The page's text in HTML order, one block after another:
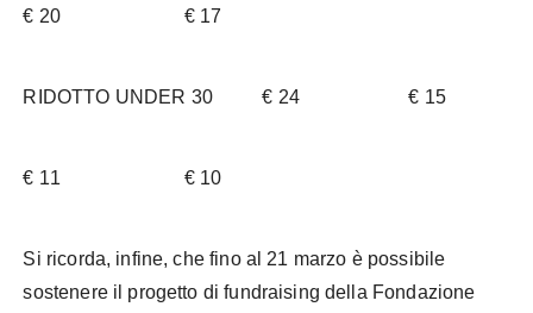
€ 20 € 17
RIDOTTO UNDER 30 € 24 € 15
€ 11 € 10
Si ricorda, infine, che fino al 21 marzo è possibile
sostenere il progetto di fundraising della Fondazione